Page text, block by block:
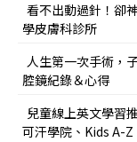
看不出動過針！卻
學皮膚科診所
人生第一次手術，
腔鏡紀錄＆心得
兒童線上英文學習
可汗學院、Kids A-Z